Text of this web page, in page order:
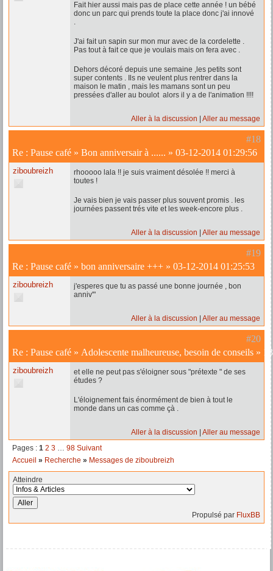
Fait hier aussi mais pas de place cette année ! un bébé
donc un parc qui prends toute la place donc j'ai innové
.
J'ai fait un sapin sur mon mur avec de la cordelette .
Pas tout à fait ce que je voulais mais on fera avec .
Dehors décoré depuis une semaine ,les petits sont
super contents . Ils ne veulent plus rentrer dans la
maison le matin , mais les mamans sont un peu
pressées d'aller au boulot alors il y a de l'animation !!!!
Aller à la discussion Aller au message
#18
Re : Pause café » Bon anniversair à ...... » 03-12-2014 01:29:56
ziboubreizh
rhooooo lala !! je suis vraiment désolée !! merci à
toutes !
Je vais bien je vais passer plus souvent promis . les
journées passent trés vite et les week-encore plus .
Aller à la discussion Aller au message
#19
Re : Pause café » bon anniversaire +++ » 03-12-2014 01:25:53
ziboubreizh
j'esperes que tu as passé une bonne journée , bon
anniv'"
Aller à la discussion Aller au message
#20
Re : Pause café » Adolescente malheureuse, besoin de conseils »
ziboubreizh
et elle ne peut pas s'éloigner sous "prétexte " de ses
études ?
L'éloignement fais énormément de bien à tout le
monde dans un cas comme çà .
Aller à la discussion
Aller au message
Pages : 1 2 3 … 98 Suivant
Accueil » Recherche » Messages de ziboubreizh
Atteindre
Propulsé par FluxBB